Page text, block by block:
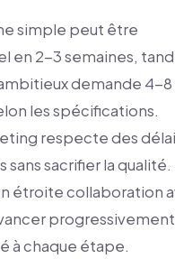
simple peut être
en 2-3 semaines,
demande 4-8
les spécifications.
respecte des
sans sacrifier la qualité.
étroite collaboration
à chaque étape.